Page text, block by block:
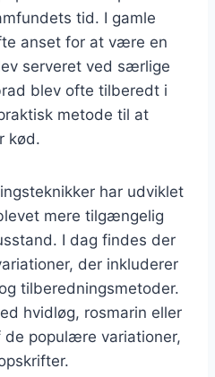
tid. I gamle
anset for at være en
serveret ved særlige
blev ofte tilberedt i
metode til at
kød.
har udviklet
mere tilgængelig
I dag findes der
der inkluderer
tilberedningsmetoder.
hvidløg, rosmarin eller
populære variationer,